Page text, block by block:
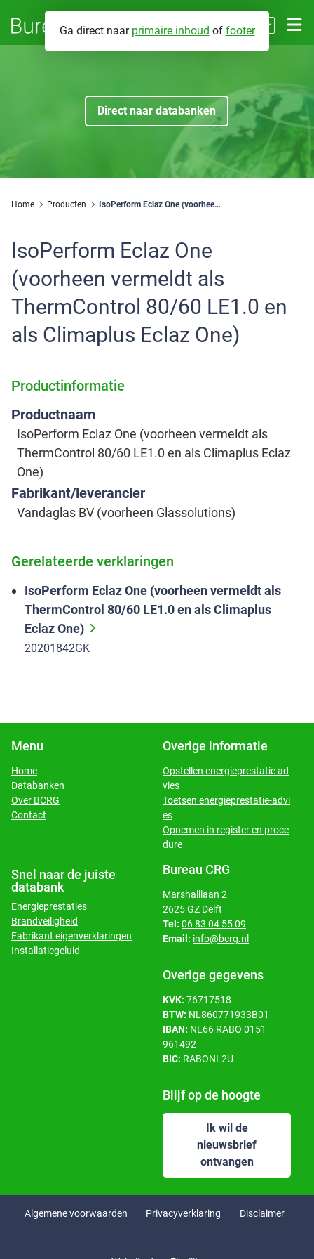
Ga direct naar primaire inhoud of footer
NL
Installatiegeluid
Over BCRG
Wat we doen
Hoe werken we
Zoeken
Direct naar databanken
Home Producten IsoPerform Eclaz One (voorheen vermeldt als ThermControl 80/60 LE1.0 en als Climaplus Eclaz One)
IsoPerform Eclaz One
(voorheen vermeldt als
ThermControl 80/60 LE1.0 en
als Climaplus Eclaz One)
Productinformatie
Productnaam
IsoPerform Eclaz One (voorheen vermeldt als
ThermControl 80/60 LE1.0 en als Climaplus Eclaz
One)
Fabrikant/leverancier
Vandaglas BV (voorheen Glassolutions)
Gerelateerde verklaringen
IsoPerform Eclaz One (voorheen vermeldt als
ThermControl 80/60 LE1.0 en als Climaplus
Eclaz One)
20201842GK
Menu
Home
Databanken
​​​​​​​Over BCRG
​​​​​​​Contact
Overige informatie
Opstellen energieprestatie ad
vies
Toetsen energieprestatie-advi
es
Opnemen in register en proce
dure
Snel naar de juiste
databank
Energieprestaties
Brandveiligheid
Fabrikant eigenverklaringen
Installatiegeluid
Bureau CRG
Marshalllaan 2
2625 GZ Delft
Tel: 06 83 04 55 09
Email: info@bcrg.nl
Overige gegevens
KVK: 76717518
BTW: NL860771933B01
IBAN: NL66 RABO 0151
961492
BIC: RABONL2U
Blijf op de hoogte
Ik wil de
nieuwsbrief
ontvangen
Algemene voorwaarden Privacyverklaring Disclaimer